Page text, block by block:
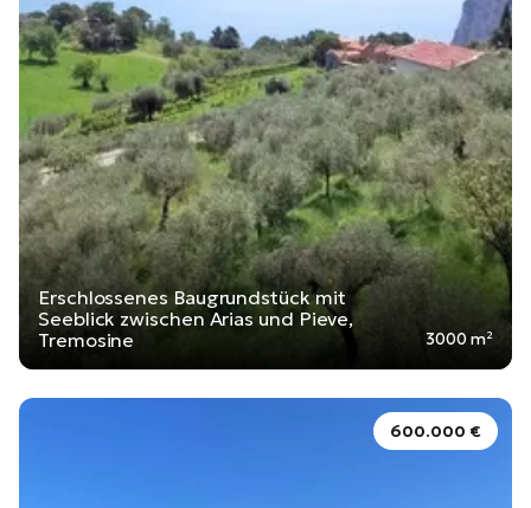
Erschlossenes Baugrundstück mit
Seeblick zwischen Arias und Pieve,
Tremosine
3000 m²
600.000 €